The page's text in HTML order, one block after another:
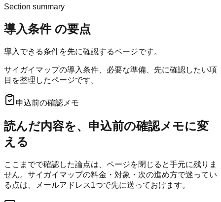
Section summary
導入条件の要点
導入できる条件を先に確認するページです。
サイガイマップの導入条件、必要な準備、先に確認したい項
目を整理したページです。
申込前の確認メモ
読んだ内容を、申込前の確認メモに変
える
ここまでで確認した論点は、ページを閉じると手元に残りま
せん。 サイガイマップの料金・対象・次の進め方で迷ってい
る点は、メールアドレス1つで先に送っておけます。